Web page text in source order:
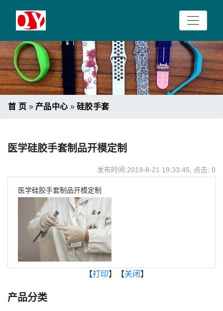
首 页 » 产品中心 » 硅胶手套
医学硅胶手套制品开模定制
发布时间:2019-8-21 19:33:45, 点击: 0
医学硅胶手套制品开模定制
【打印】【关闭 】
产品分类